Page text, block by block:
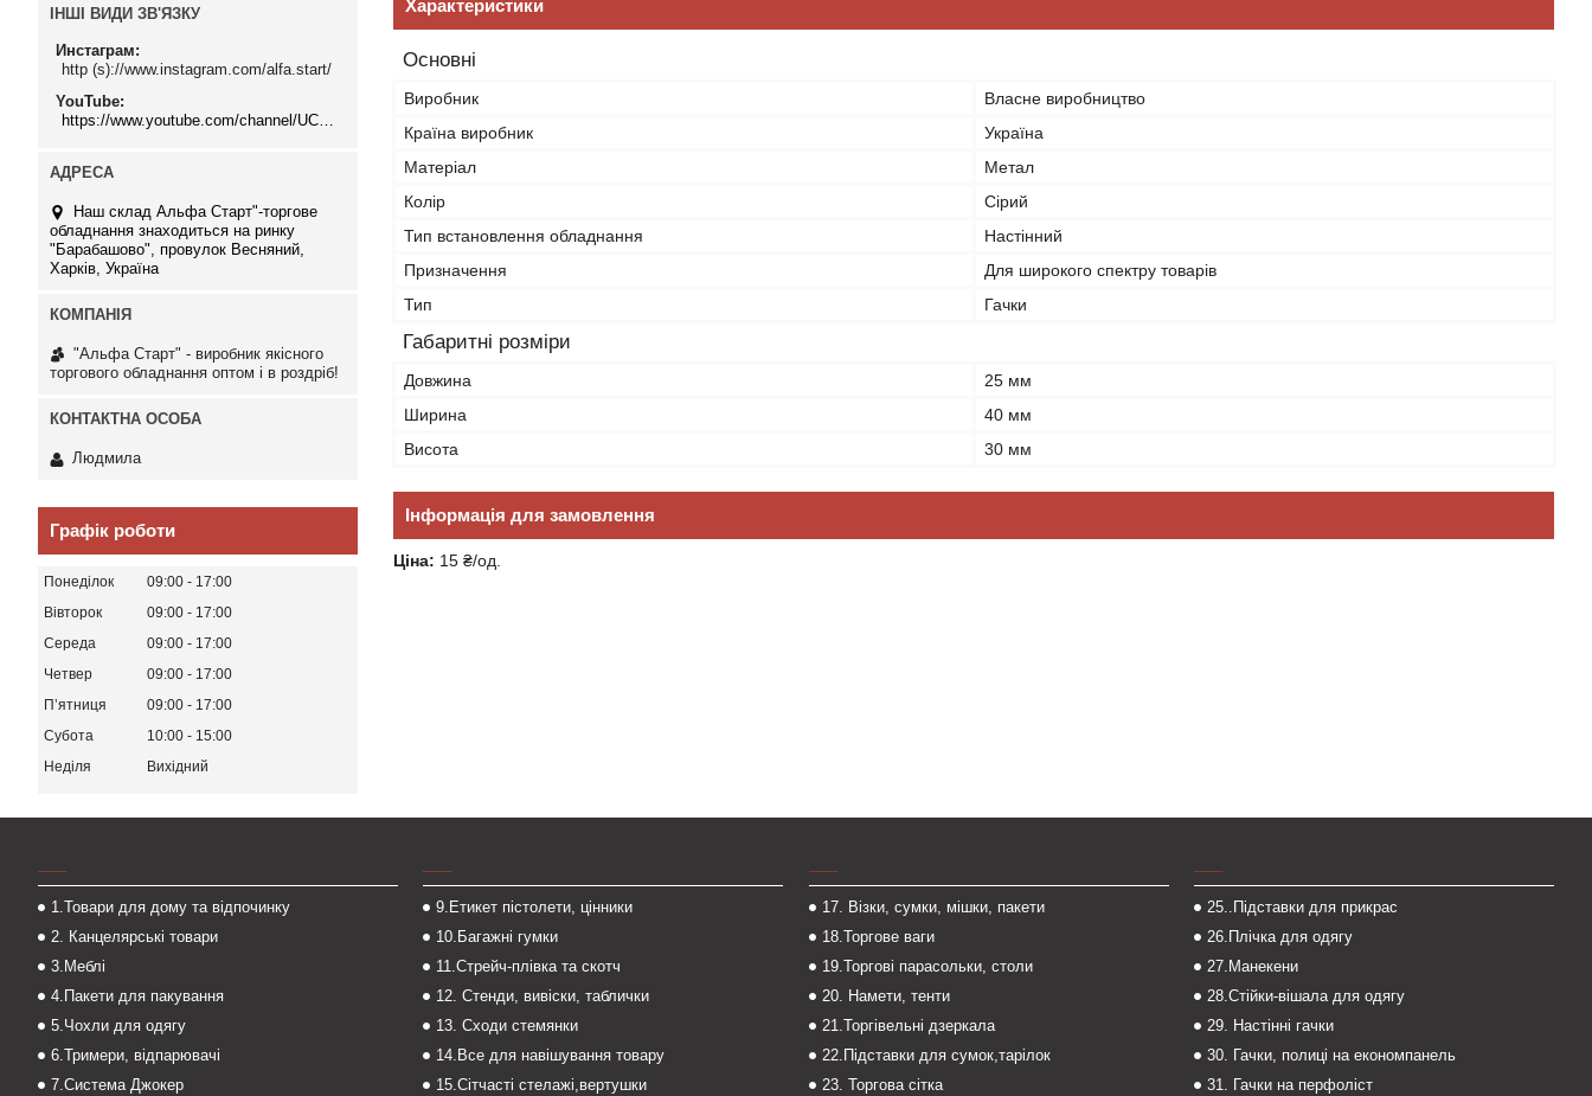
Характеристики
Основні
Виробник
Власне виробництво
Країна виробник
Україна
Матеріал
Метал
Колір
Сірий
Тип встановлення обладнання
Настінний
Призначення
Для широкого спектру товарів
Тип
Гачки
Габаритні розміри
Довжина
25 мм
Ширина
40 мм
Висота
30 мм
Інформація для замовлення
Ціна: 15 ₴/од.
ІНШІ ВИДИ ЗВ'ЯЗКУ
Инстаграм
http (s)://www.instagram.com/alfa.start/
YouTube
Наш склад Альфа Старт"-торгове
обладнання знаходиться на ринку
"Барабашово", провулок Весняний,
Харків, Україна
"Альфа Старт" - виробник якісного
торгового обладнання оптом і в роздріб!
Людмила
Графік роботи
Понеділок 09:00
17:00
Вівторок
09:00
17:00
Середа
09:00
17:00
Четвер
09:00
17:00
Пʼятниця
09:00
17:00
Субота
10:00
15:00
Неділя
Вихідний
1.Товари для дому та відпочинку
2. Канцелярські товари
3.Меблі
4.Пакети для пакування
5.Чохли для одягу
6.Тримери, відпарювачі
7.Система Джокер
9.Етикет пістолети, цінники
10.Багажні гумки
11.Стрейч-плівка та скотч
12. Стенди, вивіски, таблички
13. Сходи стемянки
14.Все для навішування товару
15.Сітчасті стелажі,вертушки
17. Візки, сумки, мішки, пакети
18.Торгове ваги
19.Торгові парасольки, столи
20. Намети, тенти
21.Торгівельні дзеркала
22.Підставки для сумок,тарілок
23. Торгова сітка
25..Підставки для прикрас
26.Плічка для одягу
27.Манекени
28.Стійки-вішала для одягу
29. Настінні гачки
30. Гачки, полиці на економпанель
31. Гачки на перфоліст